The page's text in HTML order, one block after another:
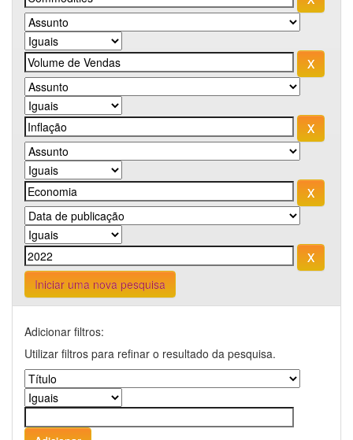
Iniciar uma nova pesquisa
Adicionar filtros:
Utilizar filtros para refinar o resultado da pesquisa.